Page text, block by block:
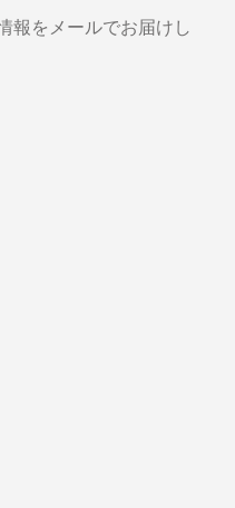
報をメールでお届けし